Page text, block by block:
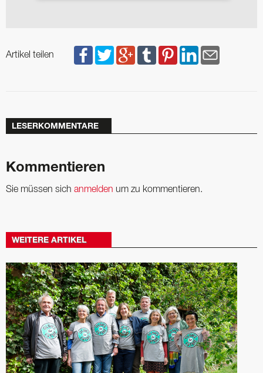
Artikel teilen
LESERKOMMENTARE
Kommentieren
Sie müssen sich anmelden um zu kommentieren.
WEITERE ARTIKEL